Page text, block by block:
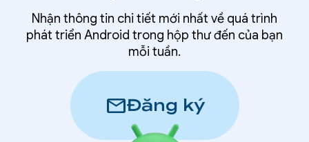
Nhận thông tin chi tiết mới nhất về quá trình
phát triển Android trong hộp thư đến của bạn
mỗi tuần.
mailĐăng ký